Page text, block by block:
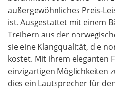
Mehrschichtlackierung sorgt
Gefühl, das lange anhält.
• Tri-Wiring-Anschluss:
ermöglichen Bi-Amping oder
Kontrolle.
• Tiefer Bass: Trotz seiner
außergewöhnliches Preis-
ist. Ausgestattet mit einem
Treibern aus der
sie eine Klangqualität, die
kostet. Mit ihrem eleganten
einzigartigen Möglichkeiten
dies ein Lautsprecher für